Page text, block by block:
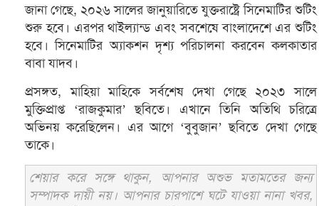
জানা গেছে, ২০২৬ সালের জানুয়ারিতে যুক্তরাষ্ট্রে সিনেমাটির শুটিং
শুরু হবে। এরপর থাইল্যান্ড এবং সবশেষে বাংলাদেশে এর শুটিং
হবে। সিনেমাটির অ্যাকশন দৃশ্য পরিচালনা করবেন কলকাতার
বাবা যাদব।
প্রসঙ্গত, মাহিয়া মাহিকে সর্বশেষ দেখা গেছে ২০২৩ সালে
মুক্তিপ্রাপ্ত ‘রাজকুমার’ ছবিতে। এখানে তিনি অতিথি চরিত্রে
অভিনয় করেছিলেন। এর আগে ‘বুবুজান’ ছবিতে দেখা গেছে
তাকে।
শেয়ার করে সঙ্গে থাকুন, আপনার অশুভ মতামতের জন্য
সম্পাদক দায়ী নয়। আপনার চারপাশে ঘটে যাওয়া নানা খবর,